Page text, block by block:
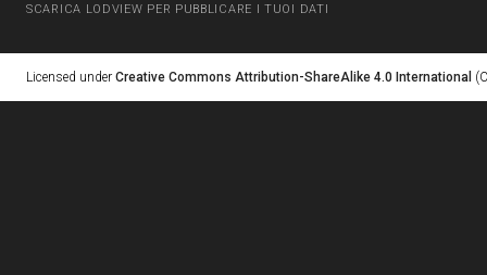
SCARICA LODVIEW PER PUBBLICARE I TUOI DATI
Licensed under Creative Commons Attribution-ShareAlike 4.0 International